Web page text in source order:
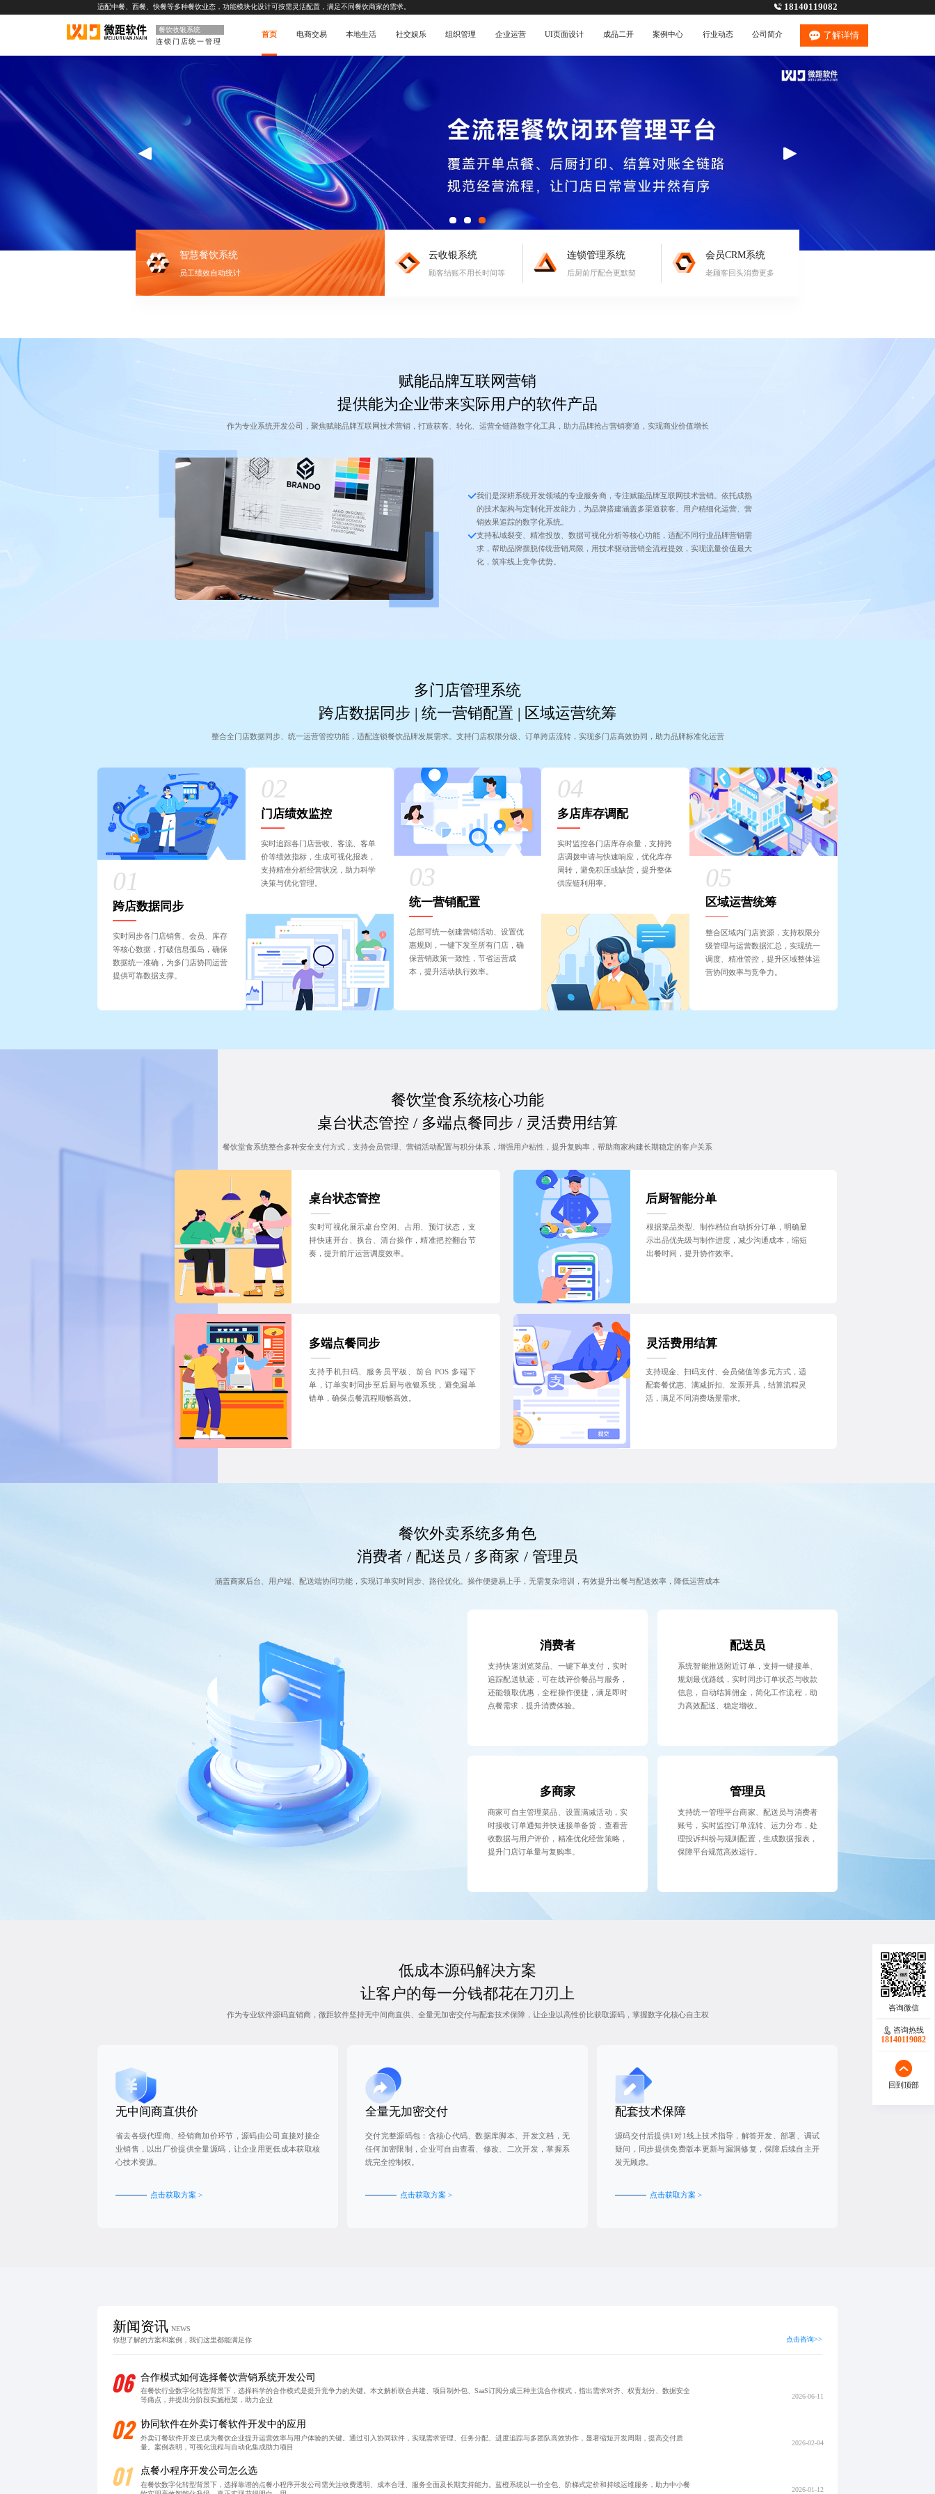
适配中餐、西餐、快餐等多种餐饮业态，功能模块化设计可按需灵活配置，满足不同餐饮商家的需求。 18140119082
餐饮收银系统
连锁门店统一管理
首页 电商交易 本地生活 社交娱乐 组织管理 企业运营 UI页面设计 成品二开 案例中心 行业动态 公司简介 了解详情
智慧餐饮系统
员工绩效自动统计
云收银系统
顾客结账不用长时间等
连锁管理系统
后厨前厅配合更默契
会员CRM系统
老顾客回头消费更多
赋能品牌互联网营销
提供能为企业带来实际用户的软件产品
作为专业系统开发公司，聚焦赋能品牌互联网技术营销，打造获客、转化、运营全链路数字化工具，助力品牌抢占营销赛道，实现商业价值增长
我们是深耕系统开发领域的专业服务商，专注赋能品牌互联网技术营销。依托成熟
的技术架构与定制化开发能力，为品牌搭建涵盖多渠道获客、用户精细化运营、营
销效果追踪的数字化系统。
支持私域裂变、精准投放、数据可视化分析等核心功能，适配不同行业品牌营销需
求，帮助品牌摆脱传统营销局限，用技术驱动营销全流程提效，实现流量价值最大
化，筑牢线上竞争优势。
多门店管理系统
跨店数据同步 | 统一营销配置 | 区域运营统筹
整合全门店数据同步、统一运营管控功能，适配连锁餐饮品牌发展需求。支持门店权限分级、订单跨店流转，实现多门店高效协同，助力品牌标准化运营
跨店数据同步
实时同步各门店销售、会员、库存
等核心数据，打破信息孤岛，确保
数据统一准确，为多门店协同运营
提供可靠数据支撑。
门店绩效监控
实时追踪各门店营收、客流、客单
价等绩效指标，生成可视化报表，
支持精准分析经营状况，助力科学
决策与优化管理。
统一营销配置
总部可统一创建营销活动、设置优
惠规则，一键下发至所有门店，确
保营销政策一致性，节省运营成
本，提升活动执行效率。
多店库存调配
实时监控各门店库存余量，支持跨
店调拨申请与快速响应，优化库存
周转，避免积压或缺货，提升整体
供应链利用率。
区域运营统筹
整合区域内门店资源，支持权限分
级管理与运营数据汇总，实现统一
调度、精准管控，提升区域整体运
营协同效率与竞争力。
桌台状态管控
实时可视化展示桌台空闲、占用、预订状态，支
持快速开台、换台、清台操作，精准把控翻台节
奏，提升前厅运营调度效率。
后厨智能分单
根据菜品类型、制作档位自动拆分订单，明确显
示出品优先级与制作进度，减少沟通成本，缩短
出餐时间，提升协作效率。
多端点餐同步
支持手机扫码、服务员平板、前台 POS 多端下
单，订单实时同步至后厨与收银系统，避免漏单
错单，确保点餐流程顺畅高效。
灵活费用结算
支持现金、扫码支付、会员储值等多元方式，适
配套餐优惠、满减折扣、发票开具，结算流程灵
活，满足不同消费场景需求。
餐饮堂食系统核心功能
桌台状态管控 / 多端点餐同步 / 灵活费用结算
餐饮堂食系统整合多种安全支付方式，支持会员管理、营销活动配置与积分体系，增强用户粘性，提升复购率，帮助商家构建长期稳定的客户关系
餐饮外卖系统多角色
消费者 / 配送员 / 多商家 / 管理员
涵盖商家后台、用户端、配送端协同功能，实现订单实时同步、路径优化。操作便捷易上手，无需复杂培训，有效提升出餐与配送效率，降低运营成本
消费者
支持快速浏览菜品、一键下单支付，实时
追踪配送轨迹，可在线评价餐品与服务，
还能领取优惠，全程操作便捷，满足即时
点餐需求，提升消费体验。
配送员
系统智能推送附近订单，支持一键接单、
规划最优路线，实时同步订单状态与收款
信息，自动结算佣金，简化工作流程，助
力高效配送、稳定增收。
多商家
商家可自主管理菜品、设置满减活动，实
时接收订单通知并快速接单备货，查看营
收数据与用户评价，精准优化经营策略，
提升门店订单量与复购率。
管理员
支持统一管理平台商家、配送员与消费者
账号，实时监控订单流转、运力分布，处
理投诉纠纷与规则配置，生成数据报表，
保障平台规范高效运行。
低成本源码解决方案
让客户的每一分钱都花在刀刃上
作为专业软件源码直销商，微距软件坚持无中间商直供、全量无加密交付与配套技术保障，让企业以高性价比获取源码，掌握数字化核心自主权
无中间商直供价
省去各级代理商、经销商加价环节，源码由公司直接对接企
业销售，以出厂价提供全量源码，让企业用更低成本获取核
心技术资源。
点击获取方案 >
全量无加密交付
交付完整源码包：含核心代码、数据库脚本、开发文档，无
任何加密限制，企业可自由查看、修改、二次开发，掌握系
统完全控制权。
点击获取方案 >
配套技术保障
源码交付后提供1对1线上技术指导，解答开发、部署、调试
疑问，同步提供免费版本更新与漏洞修复，保障后续自主开
发无顾虑。
点击获取方案 >
新闻资讯 NEWS
你想了解的方案和案例，我们这里都能满足你
点击咨询>>
06 合作模式如何选择餐饮营销系统开发公司
在餐饮行业数字化转型背景下，选择科学的合作模式是提升竞争力的关键。本文解析联合共建、项目制外包、SaaS订阅分成三种主流合作模式，指出需求对齐、权责划分、数据安全
等痛点，并提出分阶段实施框架，助力企业
2026-06-11
02 协同软件在外卖订餐软件开发中的应用
外卖订餐软件开发已成为餐饮企业提升运营效率与用户体验的关键。通过引入协同软件，实现需求管理、任务分配、进度追踪与多团队高效协作，显著缩短开发周期，提高交付质
量。案例表明，可视化流程与自动化集成助力项目
2026-02-04
01 点餐小程序开发公司怎么选
在餐饮数字化转型背景下，选择靠谱的点餐小程序开发公司需关注收费透明、成本合理、服务全面及长期支持能力。蓝橙系统以一价全包、阶梯式定价和持续运维服务，助力中小餐
2026-01-12
咨询热线
18140119082
回到顶部